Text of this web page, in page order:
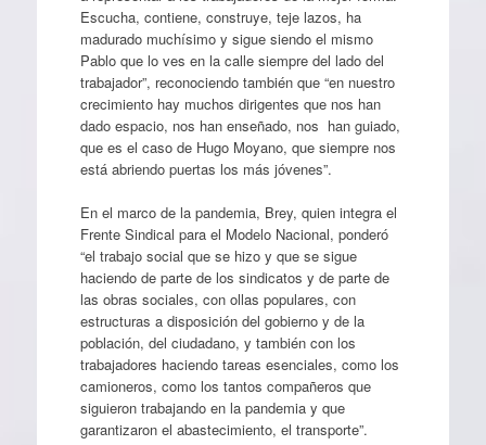
Escucha, contiene, construye, teje lazos, ha
madurado muchísimo y sigue siendo el mismo
Pablo que lo ves en la calle siempre del lado del
trabajador”, reconociendo también que “en nuestro
crecimiento hay muchos dirigentes que nos han
dado espacio, nos han enseñado, nos han guiado,
que es el caso de Hugo Moyano, que siempre nos
está abriendo puertas los más jóvenes”.
En el marco de la pandemia, Brey, quien integra el
Frente Sindical para el Modelo Nacional, ponderó
“el trabajo social que se hizo y que se sigue
haciendo de parte de los sindicatos y de parte de
las obras sociales, con ollas populares, con
estructuras a disposición del gobierno y de la
población, del ciudadano, y también con los
trabajadores haciendo tareas esenciales, como los
camioneros, como los tantos compañeros que
siguieron trabajando en la pandemia y que
garantizaron el abastecimiento, el transporte”.